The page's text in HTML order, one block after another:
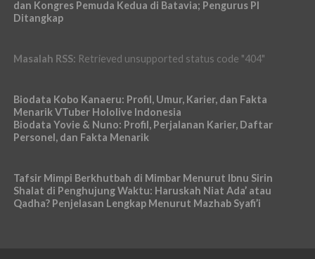
dan Kongres Pemuda Kedua di Batavia; Pengurus PI
Ditangkap
Masalah RSS: Retrieved unsupported status code "404"
Biodata Kobo Kanaeru: Profil, Umur, Karier, dan Fakta
Menarik VTuber Hololive Indonesia
Biodata Yovie & Nuno: Profil, Perjalanan Karier, Daftar
Personel, dan Fakta Menarik
Tafsir Mimpi Berkhutbah di Mimbar Menurut Ibnu Sirin
Shalat di Penghujung Waktu: Haruskah Niat Ada’ atau
Qadha? Penjelasan Lengkap Menurut Mazhab Syafi’i